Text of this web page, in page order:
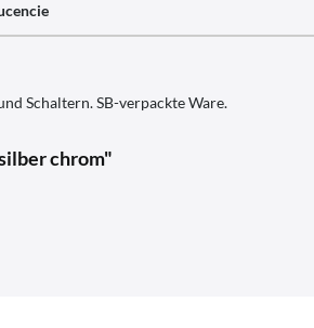
Schaltern. SB-verpackte Ware.
chrom"